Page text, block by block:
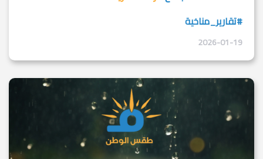
#تقارير_مناخية
2026-01-19